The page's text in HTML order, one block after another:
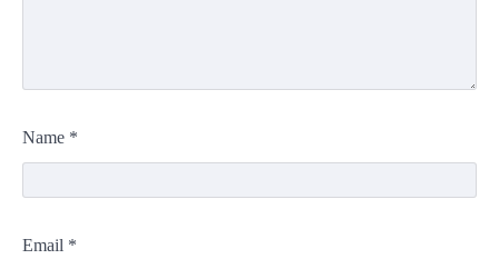
Name *
Email *